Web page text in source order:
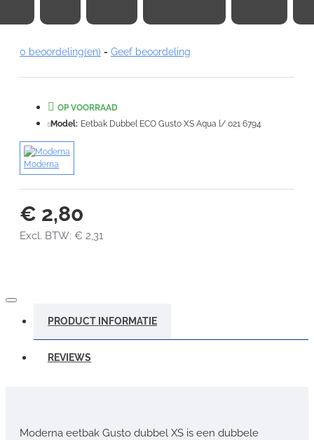
Note:HTML-code wordt niet vertaald!
VERDER
0 beoordeling(en) - Geef beoordeling
€ 2,80
Excl. BTW: € 2,31
OP VOORRAAD
Model: Eetbak Dubbel ECO Gusto XS Aqua l/ 021 6794
Moderna
PRODUCT INFORMATIE
REVIEWS
Moderna eetbak Gusto dubbel XS is een dubbele